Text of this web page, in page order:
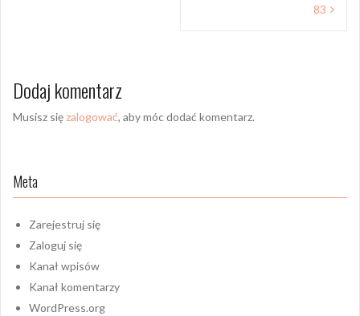
83
Dodaj komentarz
Musisz sięzalogować, aby móc dodać komentarz.
Meta
Zarejestruj się
Zaloguj się
Kanał wpisów
Kanał komentarzy
WordPress.org